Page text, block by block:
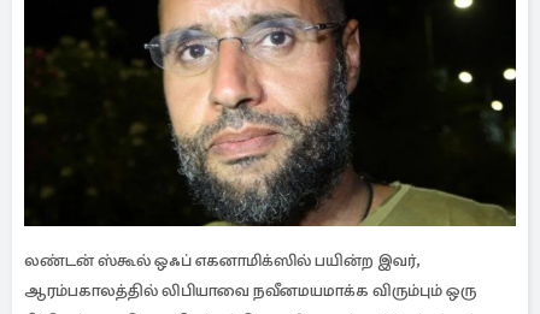
லண்டன் ஸ்கூல் ஒஃப் எகனாமிக்ஸில் பயின்ற இவர்,
ஆரம்பகாலத்தில் லிபியாவை நவீனமயமாக்க விரும்பும் ஒரு